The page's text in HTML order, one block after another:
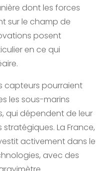
dont les forces
sur le champ de
posent
en ce qui
capteurs pourraient
les sous-marins
qui dépendent de leur
La France,
activement dans le
avec des